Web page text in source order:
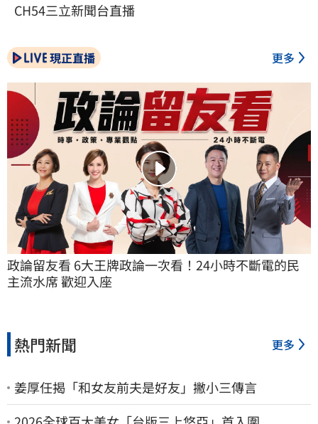
CH54三立新聞台直播
現正直播 更多
政論留友看 6大王牌政論一次看！24小時不斷電的民
主流水席 歡迎入座
熱門新聞 更多
姜厚任揭「和女友前夫是好友」撇小三傳言